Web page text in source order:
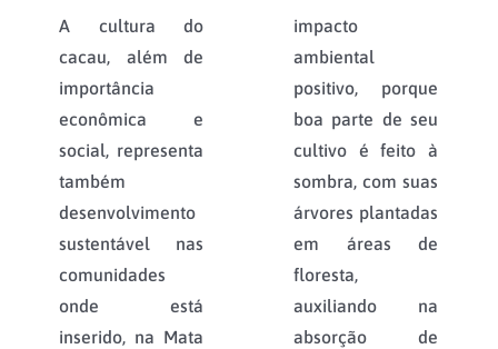
A cultura do
cacau, além de
importância
econômica e
social, representa
também
desenvolvimento
sustentável nas
comunidades
onde está
inserido, na Mata
impacto
ambiental
positivo, porque
boa parte de seu
cultivo é feito à
sombra, com suas
árvores plantadas
em áreas de
floresta,
auxiliando na
absorção de